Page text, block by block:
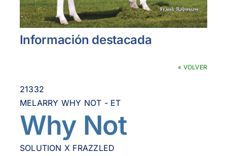
Información destacada
« VOLVER
21332
MELARRY WHY NOT - ET
Why Not
SOLUTION X FRAZZLED